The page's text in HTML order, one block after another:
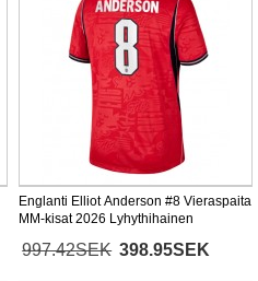
Englanti Elliot Anderson #8 Vieraspaita
MM-kisat 2026 Lyhythihainen
997.42SEK 398.95SEK